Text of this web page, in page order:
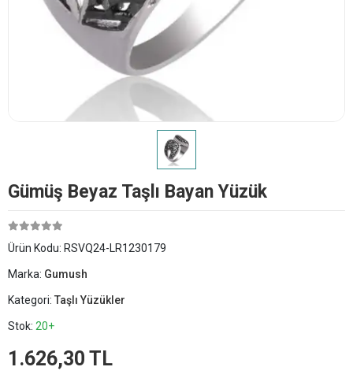
Gümüş Beyaz Taşlı Bayan Yüzük
Ürün Kodu: RSVQ24-LR1230179
Marka: Gumush
Kategori: Taşlı Yüzükler
Stok: 20+
1.626,30 TL